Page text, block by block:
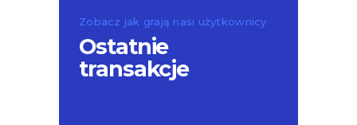
Zobacz jak grają nasi użytkownicy
Ostatnie
transakcje